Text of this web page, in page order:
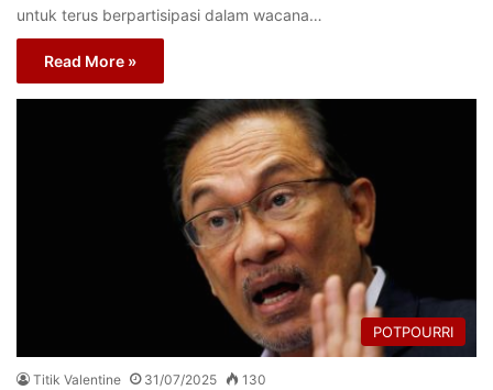
untuk terus berpartisipasi dalam wacana…
Read More »
POTPOURRI
Titik Valentine 31/07/2025 130